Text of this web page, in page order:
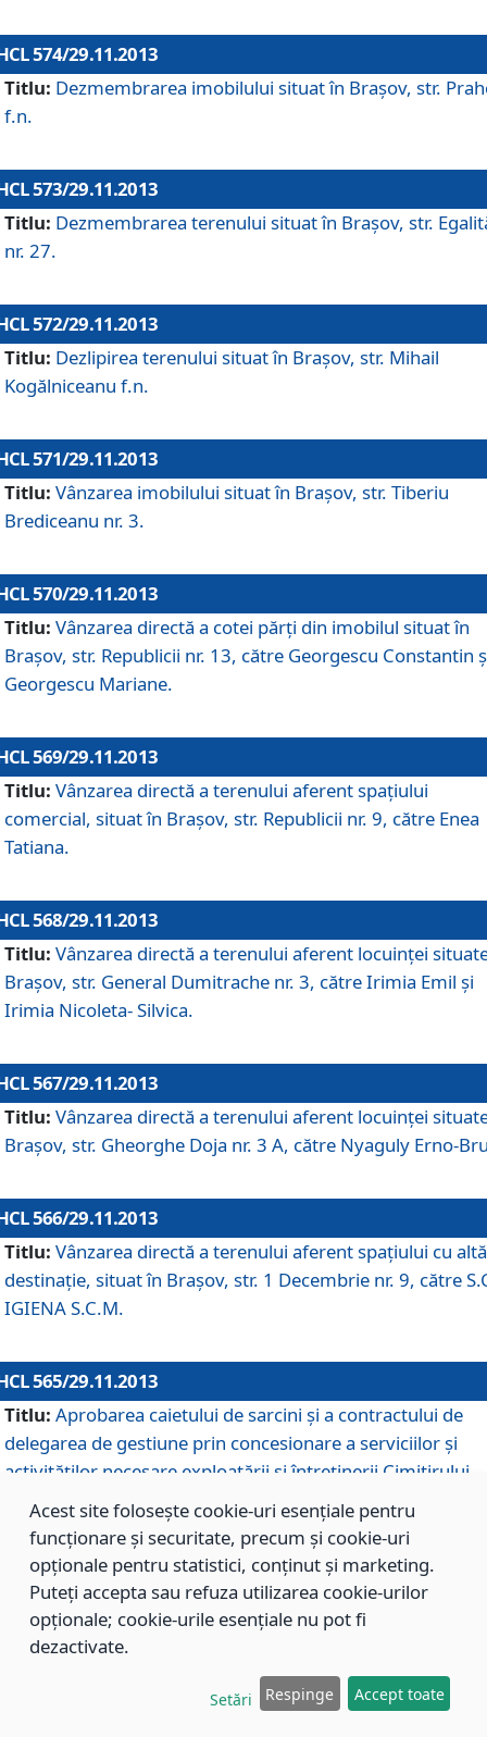
574/29.11.2013
Titlu: Dezmembrarea imobilului situat în Braşov, str.
f.n.
573/29.11.2013
Titlu: Dezmembrarea terenului situat în Braşov, str.
nr. 27.
572/29.11.2013
Titlu: Dezlipirea terenului situat în Braşov, str. Mihail
Kogălniceanu f.n.
571/29.11.2013
Titlu: Vânzarea imobilului situat în Braşov, str. Tiberiu
Brediceanu nr. 3.
570/29.11.2013
Titlu: Vânzarea directă a cotei părţi din imobilul situat în
Braşov, str. Republicii nr. 13, către Georgescu Constantin
Georgescu Mariane.
569/29.11.2013
Titlu: Vânzarea directă a terenului aferent spaţiului
comercial, situat în Braşov, str. Republicii nr. 9, către Enea
Tatiana.
568/29.11.2013
Titlu: Vânzarea directă a terenului aferent locuinţei
Braşov, str. General Dumitrache nr. 3, către Irimia Emil şi
Irimia Nicoleta- Silvica.
567/29.11.2013
Titlu: Vânzarea directă a terenului aferent locuinţei
Braşov, str. Gheorghe Doja nr. 3 A, către Nyaguly Erno-
566/29.11.2013
Titlu: Vânzarea directă a terenului aferent spaţiului cu altă
destinaţie, situat în Braşov, str. 1 Decembrie nr. 9, către
IGIENA S.C.M.
565/29.11.2013
Titlu: Aprobarea caietului de sarcini şi a contractului de
delegarea de gestiune prin concesionare a serviciilor şi
activităţilor necesare exploatării şi întreţinerii Cimitirului
Municipal Braşov situat în str. Dimitrie Anghel nr. 19.
564/29.11.2013
Titlu: Completarea şi modificarea H.C.L. nr. 446/2013,
care s-a aprobat studiul de fundamentare pentru
Acest site folosește cookie-uri esențiale pentru
funcționare și securitate, precum și cookie-uri
opționale pentru statistici, conținut și marketing.
Puteți accepta sau refuza utilizarea cookie-urilor
opționale; cookie-urile esențiale nu pot fi
dezactivate.
Setări Respinge Accept toate